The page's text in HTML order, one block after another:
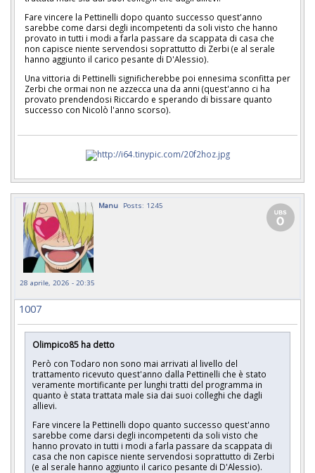
Fare vincere la Pettinelli dopo quanto successo quest'anno
sarebbe come darsi degli incompetenti da soli visto che hanno
provato in tutti i modi a farla passare da scappata di casa che
non capisce niente servendosi soprattutto di Zerbi (e al serale
hanno aggiunto il carico pesante di D'Alessio).
Una vittoria di Pettinelli significherebbe poi ennesima sconfitta per
Zerbi che ormai non ne azzecca una da anni (quest'anno ci ha
provato prendendosi Riccardo e sperando di bissare quanto
successo con Nicolò l'anno scorso).
Manu Posts: 1245
28 aprile, 2026 - 20:35
1007
Olimpico85 ha detto
Però con Todaro non sono mai arrivati al livello del
trattamento ricevuto quest'anno dalla Pettinelli che è stato
veramente mortificante per lunghi tratti del programma in
quanto è stata trattata male sia dai suoi colleghi che dagli
allievi.
Fare vincere la Pettinelli dopo quanto successo quest'anno
sarebbe come darsi degli incompetenti da soli visto che
hanno provato in tutti i modi a farla passare da scappata di
casa che non capisce niente servendosi soprattutto di Zerbi
(e al serale hanno aggiunto il carico pesante di D'Alessio).